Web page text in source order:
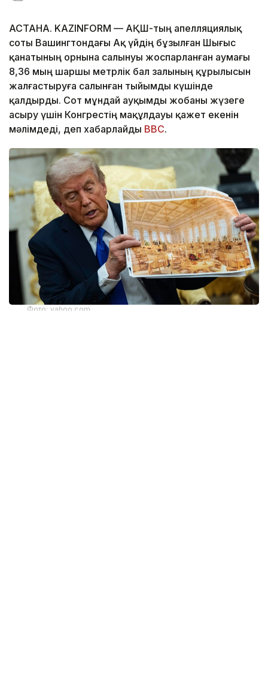
АСТАНА. KAZINFORM — АҚШ-тың апелляциялық
соты Вашингтондағы Ақ үйдің бұзылған Шығыс
қанатының орнына салынуы жоспарланған аумағы
8,36 мың шаршы метрлік бал залының құрылысын
жалғастыруға салынған тыйымды күшінде
қалдырды. Сот мұндай ауқымды жобаны жүзеге
асыру үшін Конгрестің мақұлдауы қажет екенін
мәлімдеді, деп хабарлайды BBC.
Фото: yahoo.com